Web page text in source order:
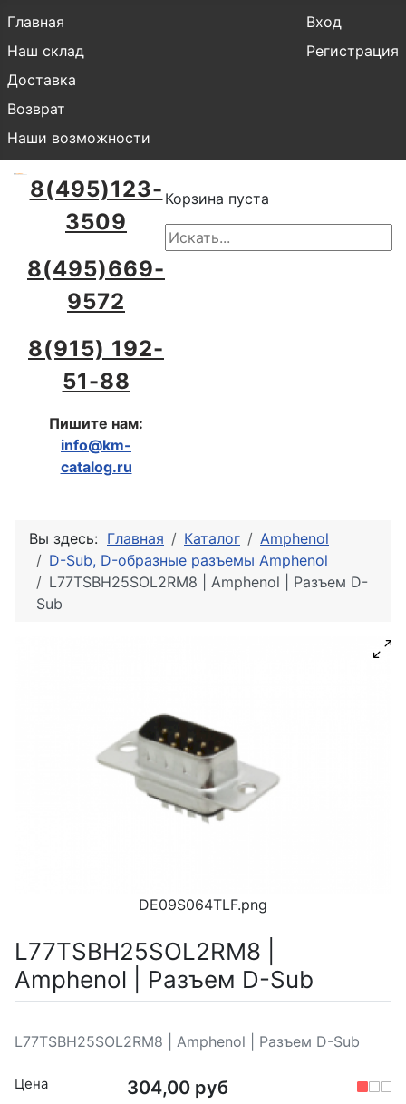
Главная
Наш склад
Доставка
Возврат
Наши возможности
Вход
Регистрация
8(495)123-
3509
8(495)669-
9572
8(915) 192-
51-88
Пишите нам:
info@km-
catalog.ru
Корзина пуста
Вы здесь: Главная Каталог
Amphenol
D-Sub, D-образные разъемы Amphenol
L77TSBH25SOL2RM8 | Amphenol | Разъем D-
Sub
DE09S064TLF.png
L77TSBH25SOL2RM8 |
Amphenol | Разъем D-Sub
L77TSBH25SOL2RM8 | Amphenol | Разъем D-Sub
Цена 304,00 руб